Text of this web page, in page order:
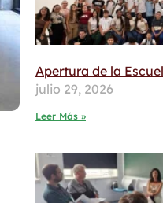
Apertura de la
julio 29, 2026
Leer Más »